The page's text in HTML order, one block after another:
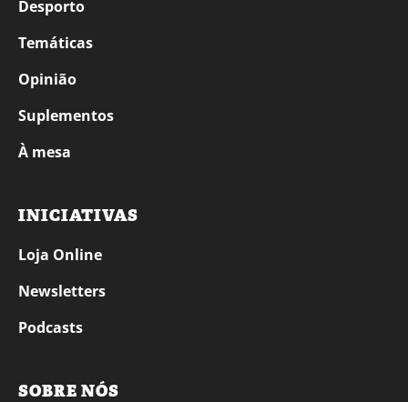
Desporto
Temáticas
Opinião
Suplementos
À mesa
INICIATIVAS
Loja Online
Newsletters
Podcasts
SOBRE NÓS